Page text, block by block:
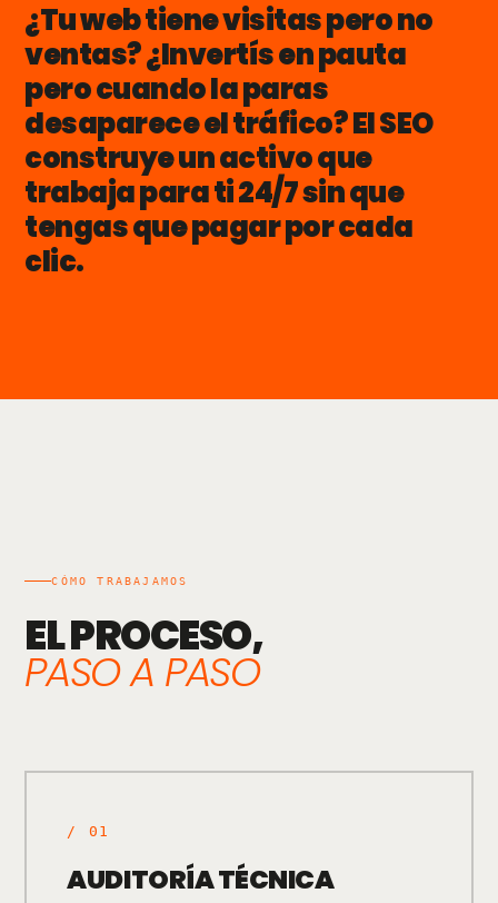
¿Tu web tiene visitas pero no
ventas? ¿Invertís en pauta
pero cuando la paras
desaparece el tráfico? El SEO
construye un activo que
trabaja para ti 24/7 sin que
tengas que pagar por cada
clic.
CÓMO TRABAJAMOS
EL PROCESO,
PASO A PASO
/ 01
AUDITORÍA TÉCNICA